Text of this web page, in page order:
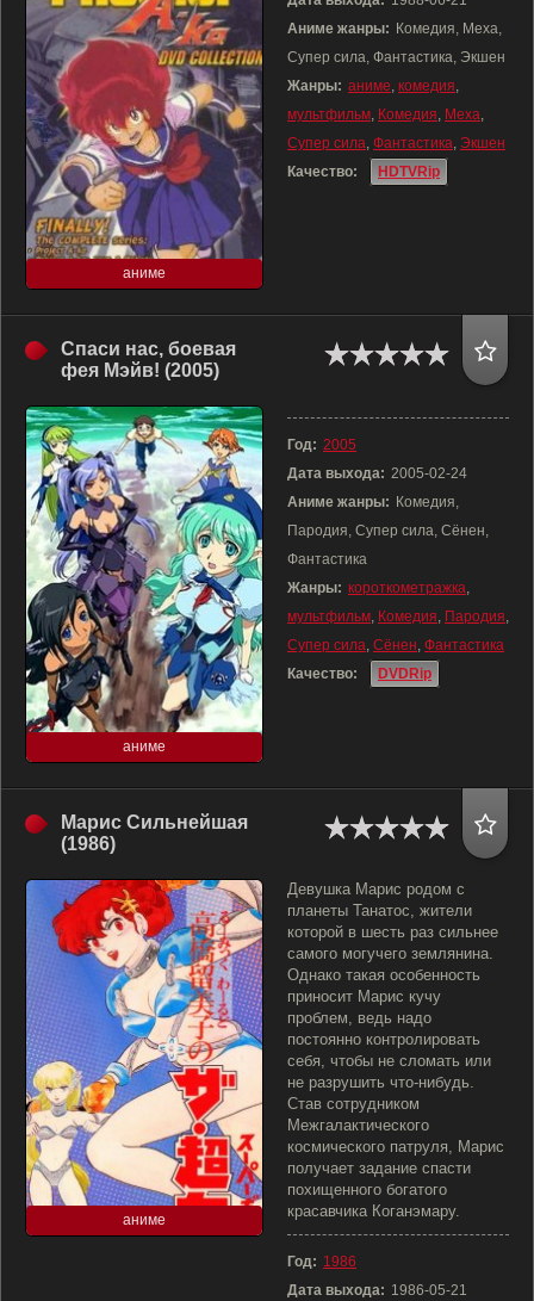
аниме
Аниме жанры: Комедия, Меха,
Супер сила, Фантастика, Экшен
Жанры: аниме, комедия,
мультфильм, Комедия, Меха,
Супер сила, Фантастика, Экшен
Качество:
HDTVRip
Спаси нас, боевая
фея Мэйв! (2005)
аниме
Год: 2005
Дата выхода: 2005-02-24
Аниме жанры: Комедия,
Пародия, Супер сила, Сёнен,
Фантастика
Жанры: короткометражка,
мультфильм, Комедия, Пародия,
Супер сила, Сёнен, Фантастика
Качество:
DVDRip
Марис Сильнейшая
(1986)
аниме
Девушка Марис родом с
планеты Танатос, жители
которой в шесть раз сильнее
самого могучего землянина.
Однако такая особенность
приносит Марис кучу
проблем, ведь надо
постоянно контролировать
себя, чтобы не сломать или
не разрушить что-нибудь.
Став сотрудником
Межгалактического
космического патруля, Марис
получает задание спасти
похищенного богатого
красавчика Коганэмару.
Год: 1986
Дата выхода: 1986-05-21